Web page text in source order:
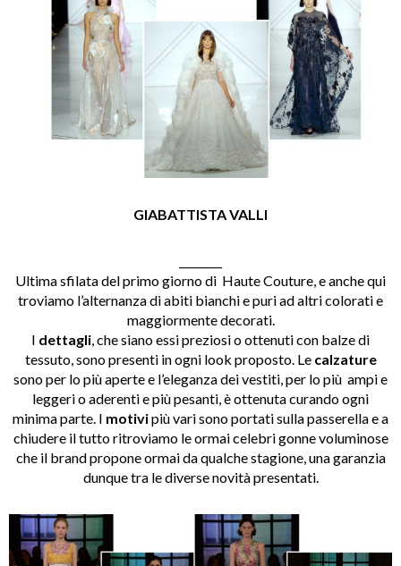
GIABATTISTA VALLI
Ultima sfilata del primo giorno di Haute Couture, e anche qui
troviamo l’alternanza di abiti bianchi e puri ad altri colorati e
maggiormente decorati.
I dettagli , che siano essi preziosi o ottenuti con balze di
tessuto, sono presenti in ogni look proposto. Le calzature
sono per lo più aperte e l’eleganza dei vestiti, per lo più ampi e
leggeri o aderenti e più pesanti, è ottenuta curando ogni
minima parte. I motivipiù vari sono portati sulla passerella e a
chiudere il tutto ritroviamo le ormai celebri gonne voluminose
che il brand propone ormai da qualche stagione, una garanzia
dunque tra le diverse novità presentati.